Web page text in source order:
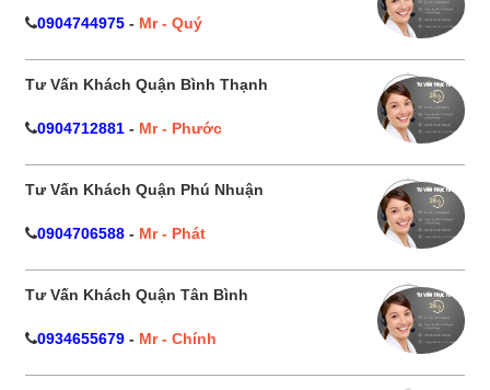
0904744975 - Mr - Quý
Tư Vấn Khách Quận Bình Thạnh
0904712881 - Mr - Phước
Tư Vấn Khách Quận Phú Nhuận
0904706588 - Mr - Phát
Tư Vấn Khách Quận Tân Bình
0934655679 - Mr - Chính